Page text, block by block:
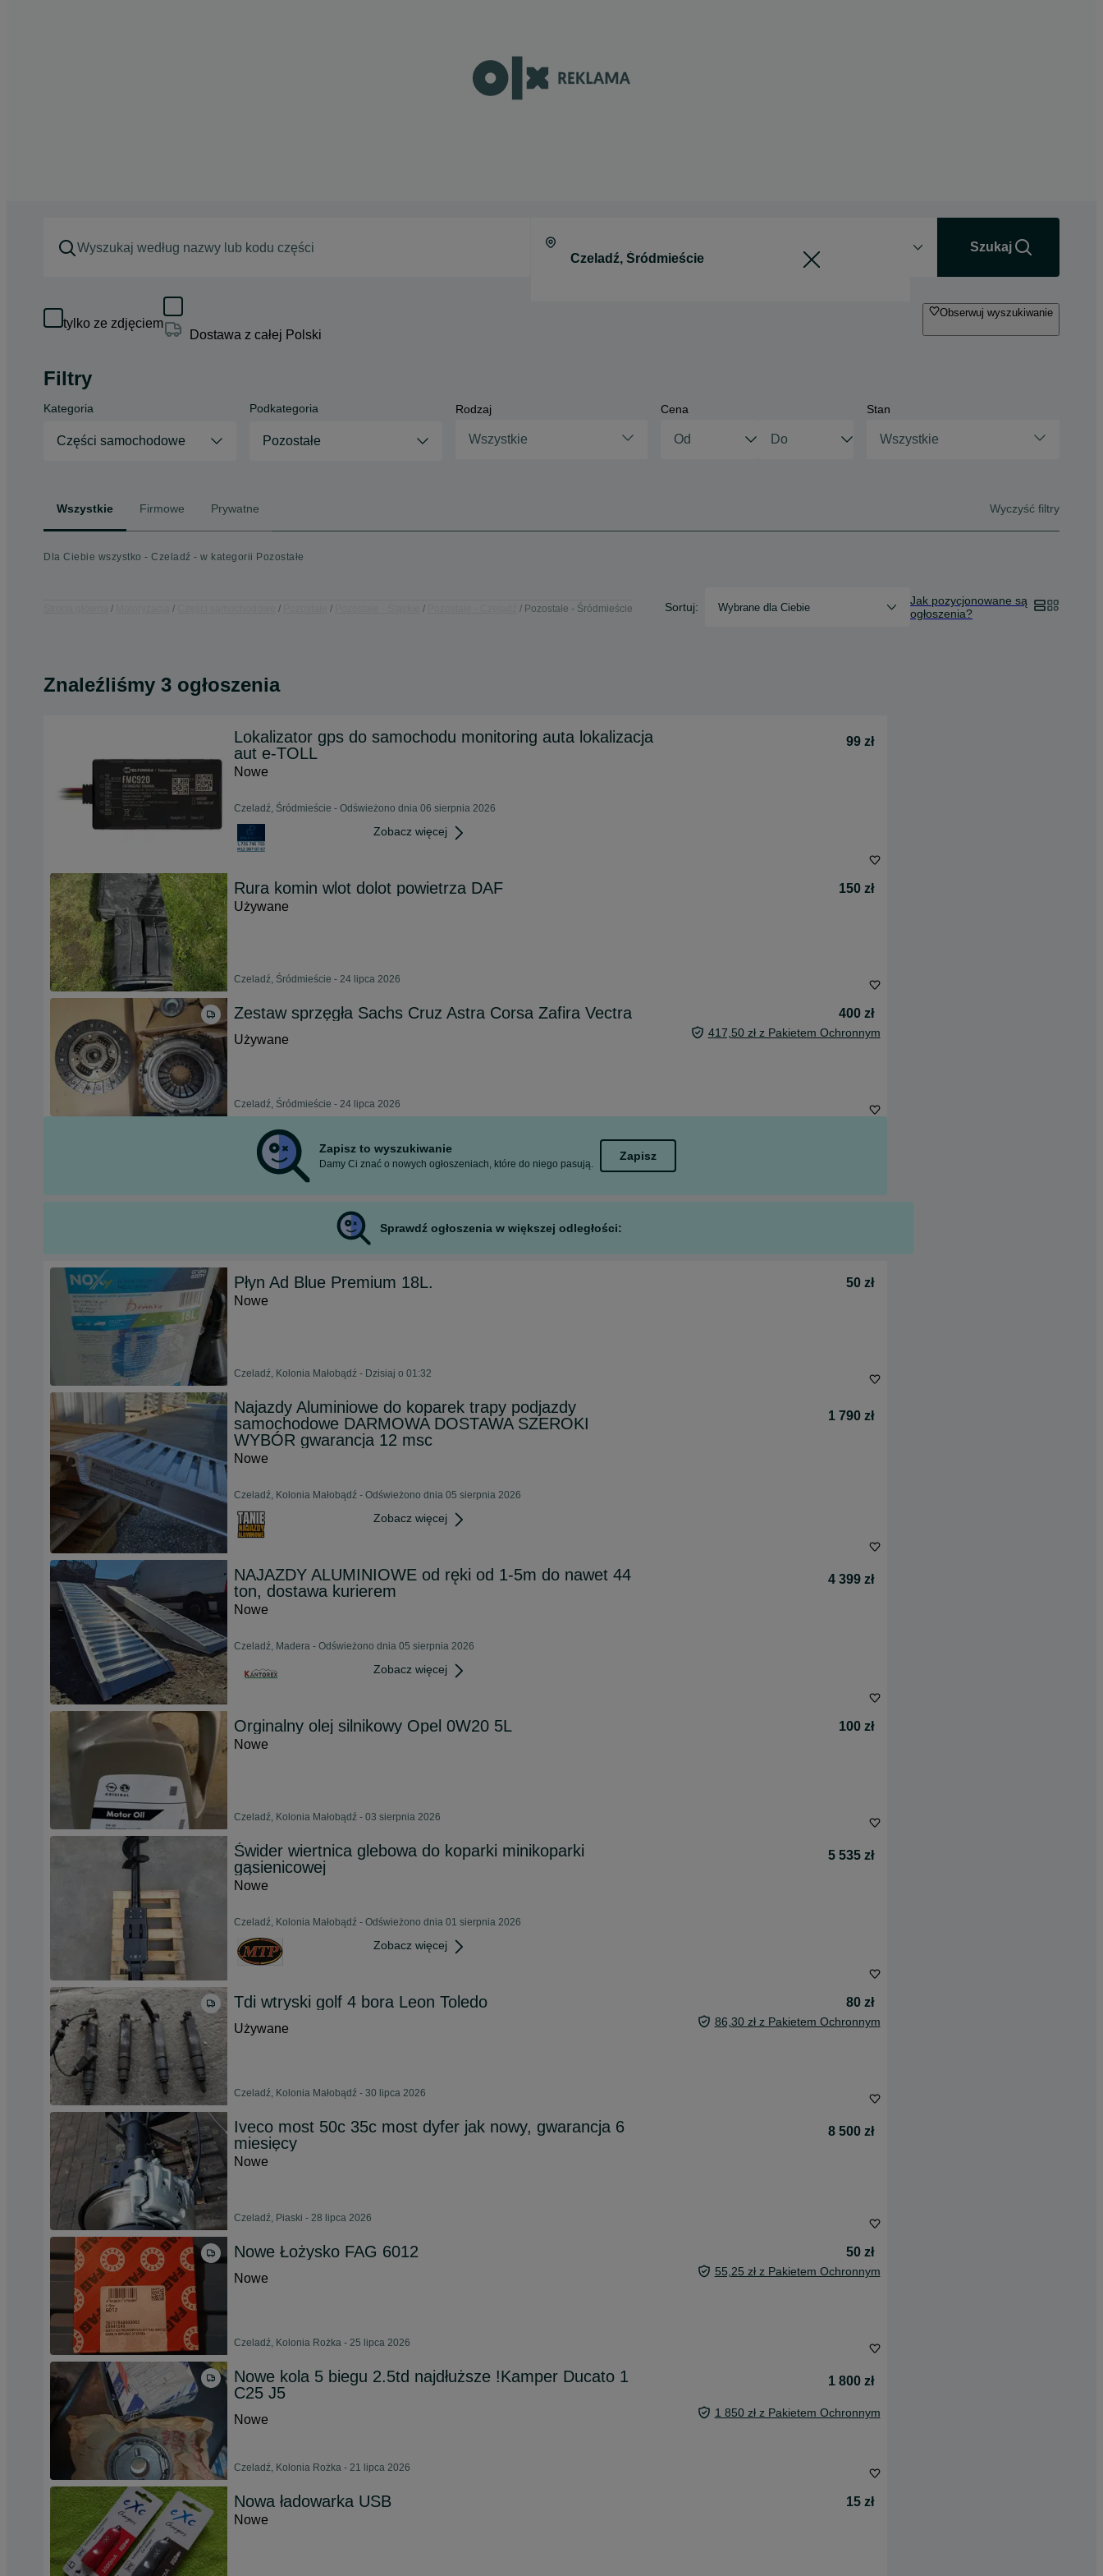
Szukaj
tylko ze zdjęciem
Dostawa z całej Polski
Obserwuj wyszukiwanie
Filtry
Kategoria
Części samochodowe
Podkategoria
Pozostałe
Rodzaj
Wszystkie
Cena Stan
Wszystkie
Wszystkie Firmowe Prywatne Wyczyść filtry
Dla Ciebie wszystko - Czeladź - w kategorii Pozostałe
Pozostałe - Śródmieście Sortuj: Wybrane dla Ciebie
Jak pozycjonowane są
ogłoszenia?
Znaleźliśmy 3 ogłoszenia
Lokalizator gps do samochodu monitoring auta lokalizacja
aut e-TOLL
99 zł
Nowe
Czeladź, Śródmieście - Odświeżono dnia 06 sierpnia 2026
Zobacz więcej
Rura komin wlot dolot powietrza DAF
150 zł
Używane
Czeladź, Śródmieście - 24 lipca 2026
Zestaw sprzęgła Sachs Cruz Astra Corsa Zafira Vectra
400 zł
Używane
417,50 zł z Pakietem Ochronnym
Czeladź, Śródmieście - 24 lipca 2026
Zapisz to wyszukiwanie
Damy Ci znać o nowych ogłoszeniach, które do niego pasują.
Zapisz
Sprawdź ogłoszenia w większej odległości:
Płyn Ad Blue Premium 18L.
50 zł
Nowe
Czeladź, Kolonia Małobądź - Dzisiaj o 01:32
Najazdy Aluminiowe do koparek trapy podjazdy
samochodowe DARMOWA DOSTAWA SZEROKI
WYBÓR gwarancja 12 msc
1 790 zł
Nowe
Czeladź, Kolonia Małobądź - Odświeżono dnia 05 sierpnia 2026
Zobacz więcej
NAJAZDY ALUMINIOWE od ręki od 1-5m do nawet 44
ton, dostawa kurierem
4 399 zł
Nowe
Czeladź, Madera - Odświeżono dnia 05 sierpnia 2026
Zobacz więcej
Orginalny olej silnikowy Opel 0W20 5L
100 zł
Nowe
Czeladź, Kolonia Małobądź - 03 sierpnia 2026
Świder wiertnica glebowa do koparki minikoparki
gąsienicowej
5 535 zł
Nowe
Czeladź, Kolonia Małobądź - Odświeżono dnia 01 sierpnia 2026
Zobacz więcej
Tdi wtryski golf 4 bora Leon Toledo
80 zł
Używane
86,30 zł z Pakietem Ochronnym
Czeladź, Kolonia Małobądź - 30 lipca 2026
Iveco most 50c 35c most dyfer jak nowy, gwarancja 6
miesięcy
8 500 zł
Nowe
Czeladź, Piaski - 28 lipca 2026
Nowe Łożysko FAG 6012
50 zł
Nowe
55,25 zł z Pakietem Ochronnym
Czeladź, Kolonia Rożka - 25 lipca 2026
Nowe kola 5 biegu 2.5td najdłuższe !Kamper Ducato 1
C25 J5
1 800 zł
Nowe 1 850 zł z Pakietem Ochronnym
Czeladź, Kolonia Rożka - 21 lipca 2026
Nowa ładowarka USB
15 zł
Nowe